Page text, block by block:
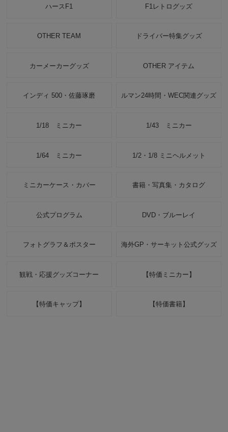
ハースF1 F1レトログッズ
OTHER TEAM ドライバー特集グッズ
カーメーカーグッズ OTHER アイテム
インディ 500・佐藤琢磨 ルマン24時間・WEC関連グッズ
1/18 ミニカー 1/43 ミニカー
1/64 ミニカー 1/2・1/8 ミニヘルメット
ミニカーケース・カバー 書籍・写真集・カタログ
公式プログラム DVD・ブルーレイ
フォトグラフ＆ポスター 海外GP・サーキット公式グッズ
観戦・応援グッズコーナー 【特価ミニカー】
【特価キャップ】 【特価書籍】